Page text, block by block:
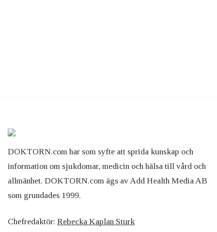
DOKTORN.com har som syfte att sprida kunskap och
information om sjukdomar, medicin och hälsa till vård och
allmänhet. DOKTORN.com ägs av Add Health Media AB
som grundades 1999.
Chefredaktör: Rebecka Kaplan Sturk